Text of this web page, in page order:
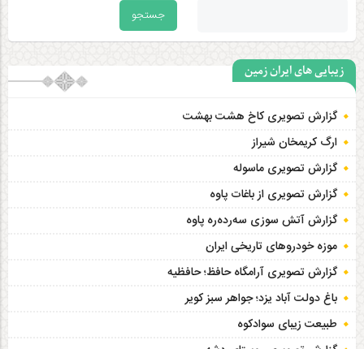
زیبایی های ایران زمین
گزارش تصویری کاخ هشت‌ بهشت
ارگ کریمخان شیراز
گزارش تصویری ماسوله
گزارش تصویری از باغات پاوه
گزارش آتش سوزی سەردەرە پاوه
موزه خودروهای تاریخی ایران
گزارش تصویری آرامگاه حافظ؛ حافظیه‎
باغ دولت آباد یزد؛ جواهر سبز کویر
طبیعت زیبای سوادکوه